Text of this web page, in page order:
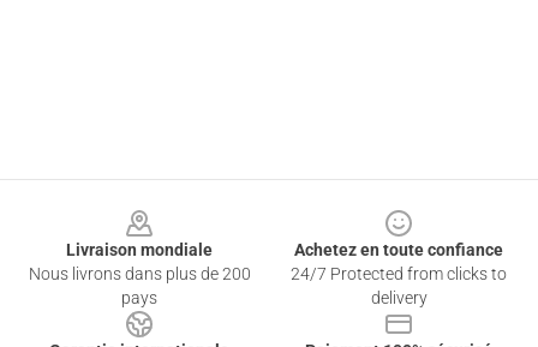
Livraison mondiale
Nous livrons dans plus de 200
pays
Achetez en toute confiance
24/7 Protected from clicks to
delivery